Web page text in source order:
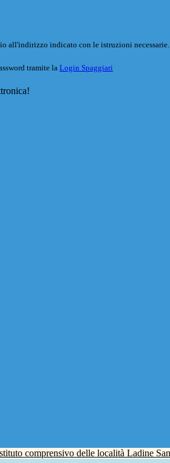
all'indirizzo indicato con le istruzioni necessarie.
tramite la Login Spaggiari